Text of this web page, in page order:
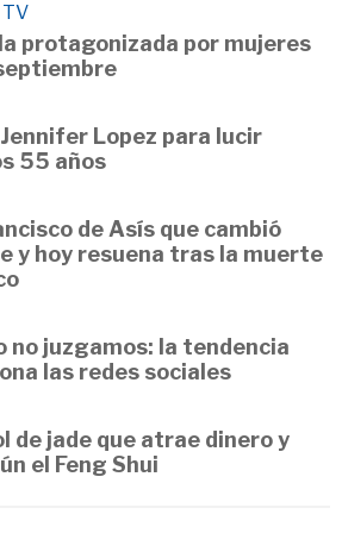
TV
protagonizada por mujeres
Lopez para lucir
55 años
de Asís que cambió
y hoy resuena tras la muerte
no juzgamos: la tendencia
las redes sociales
de jade que atrae dinero y
el Feng Shui